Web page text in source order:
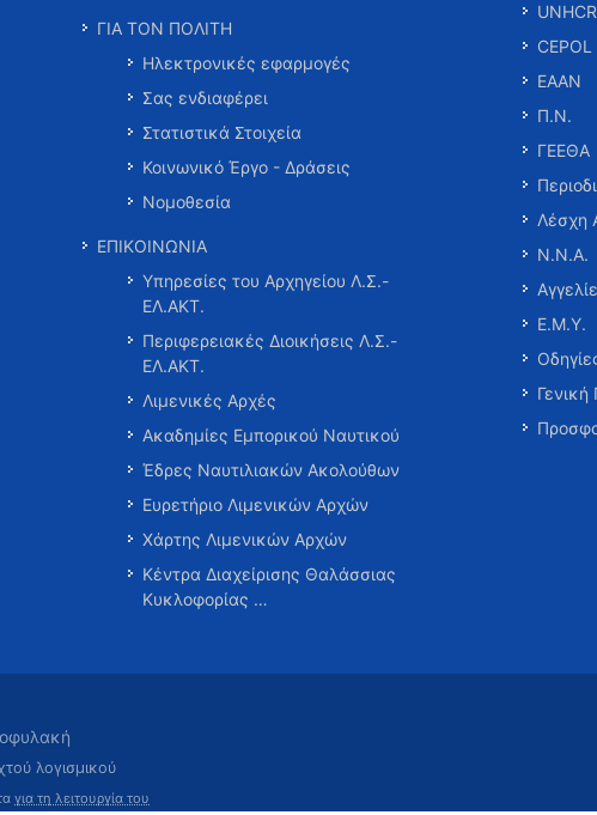
ΓΙΑ ΤΟΝ ΠΟΛΙΤΗ
Ηλεκτρονικές εφαρμογές
Σας ενδιαφέρει
Στατιστικά Στοιχεία
Κοινωνικό Έργο - Δράσεις
Νομοθεσία
ΕΠΙΚΟΙΝΩΝΙΑ
Υπηρεσίες του Αρχηγείου Λ.Σ.-
ΕΛ.ΑΚΤ.
Περιφερειακές Διοικήσεις Λ.Σ.-
ΕΛ.ΑΚΤ.
Λιμενικές Αρχές
Ακαδημίες Εμπορικού Ναυτικού
Έδρες Ναυτιλιακών Ακολούθων
Ευρετήριο Λιμενικών Αρχών
Χάρτης Λιμενικών Αρχών
Κέντρα Διαχείρισης Θαλάσσιας
Κυκλοφορίας …
UNHCR
CEPOL
ΕΑΑΝ
Π.Ν.
ΓΕΕΘΑ
Λέσχη
Ν.Ν.Α.
Ε.Μ.Υ.
λογισμικού
για τη λειτουργία του